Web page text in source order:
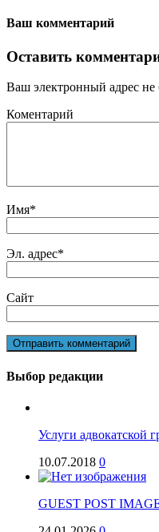
Ваш комментарий
Оставить
Ваш электронный адрес не
Коментарий
Имя*
Эл. адрес*
Сайт
Выбор редакции
Услуги адвокатской
10.07.2018 0
GUEST POST